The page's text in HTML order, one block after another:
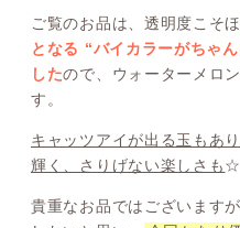
ご覧のお品は、透明度こそ
となる “バイカラーがちゃ
したので、ウォーターメロ
す。
キャッツアイが出る玉もあ
輝く、さりげない楽しさも☆
貴重なお品ではございます